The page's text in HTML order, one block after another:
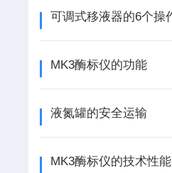
MK3酶标仪的功能
液氮罐的安全运输
MK3酶标仪的技术性能